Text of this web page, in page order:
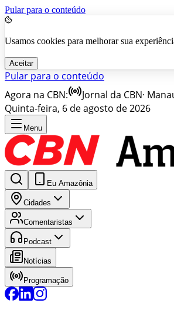
Pular para o conteúdo
Usamos cookies para melhorar sua
Aceitar
Pular para o conteúdo
Agora na CBN:
Jornal da CBN·
Quinta-feira, 6 de agosto de 2026
Menu
Eu Amazônia
Cidades
Comentaristas
Podcast
Notícias
Programação